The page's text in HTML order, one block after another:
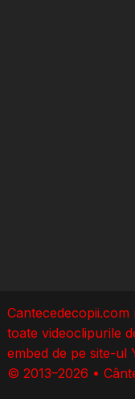
toate videoclipurile
embed de pe site-ul
© 2013–2026 •